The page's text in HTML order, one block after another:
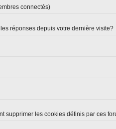
connectés)
réponses depuis votre dernière visite?
supprimer les cookies définis par ces